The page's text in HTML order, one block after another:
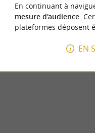
Urdos - Le
Urdos est un petit village
charme et d' histoire. Situé à la
espagnole, il ...
En continuant à
mesure d'audience.
plateformes déposent
EN